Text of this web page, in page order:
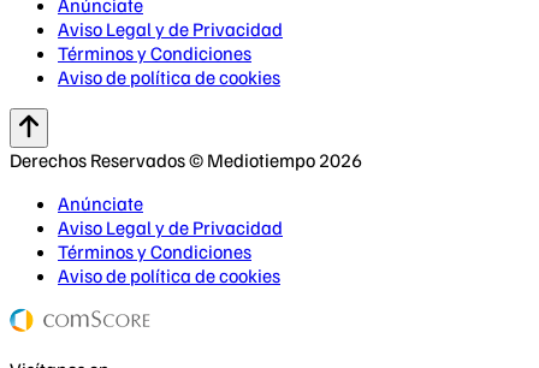
Anúnciate
Aviso Legal y de Privacidad
Términos y Condiciones
Aviso de política de cookies
Derechos Reservados © Mediotiempo 2026
Anúnciate
Aviso Legal y de Privacidad
Términos y Condiciones
Aviso de política de cookies